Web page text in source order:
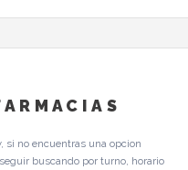
si no encuentras una opcion
buscando por turno, horario